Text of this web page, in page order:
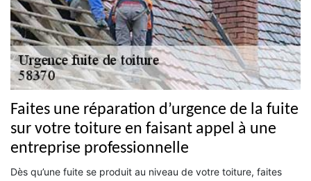
Faites une réparation d’urgence de la fuite
sur votre toiture en faisant appel à une
entreprise professionnelle
Dès qu’une fuite se produit au niveau de votre toiture, faites